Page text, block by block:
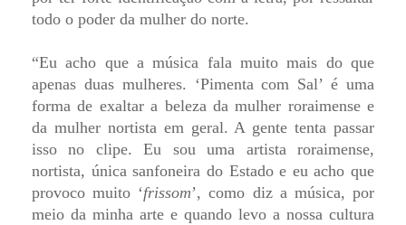
todo o poder da mulher do norte.
“Eu acho que a música fala muito mais do que
apenas duas mulheres. ‘Pimenta com Sal’ é uma
forma de exaltar a beleza da mulher roraimense e
da mulher nortista em geral. A gente tenta passar
isso no clipe. Eu sou uma artista roraimense,
nortista, única sanfoneira do Estado e eu acho que
provoco muito ‘frissom’, como diz a música, por
meio da minha arte e quando levo a nossa cultura